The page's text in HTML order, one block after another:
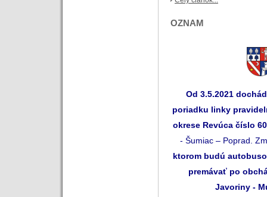
OZNAM
Od 3.5.2021
poriadku linky
okrese Revúca číslo
- Šumiac – Poprad.
ktorom budú
premávať po
Javoriny -